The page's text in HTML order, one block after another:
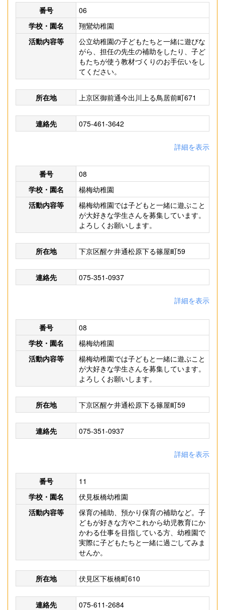
番号
06
学校・園名
翔鸞幼稚園
活動内容等
公立幼稚園の子どもたちと一緒に遊びな
がら、担任の先生の補助をしたり、子ど
もたちが使う教材づくりのお手伝いをし
てください。
所在地 上京区御前通今出川上る鳥居前町671
連絡先 075-461-3642
詳細を表示
番号
08
学校・園名
楊梅幼稚園
活動内容等
楊梅幼稚園では子どもと一緒に遊ぶこと
が大好きな学生さんを募集しています。
よろしくお願いします。
所在地 下京区醒ケ井通松原下る篠屋町59
連絡先 075-351-0937
詳細を表示
番号
08
学校・園名
楊梅幼稚園
活動内容等
楊梅幼稚園では子どもと一緒に遊ぶこと
が大好きな学生さんを募集しています。
よろしくお願いします。
所在地 下京区醒ケ井通松原下る篠屋町59
連絡先 075-351-0937
詳細を表示
番号
11
学校・園名
伏見板橋幼稚園
活動内容等
保育の補助、預かり保育の補助など。子
どもが好きな方やこれから幼児教育にか
かわる仕事を目指している方、幼稚園で
実際に子どもたちと一緒に過ごしてみま
せんか。
所在地 伏見区下板橋町610
連絡先 075-611-2684